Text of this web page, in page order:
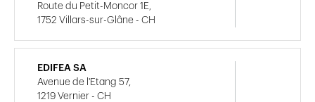
Route du Petit-Moncor 1E,
1752 Villars-sur-Glâne - CH
EDIFEA SA
Avenue de l'Etang 57,
1219 Vernier - CH